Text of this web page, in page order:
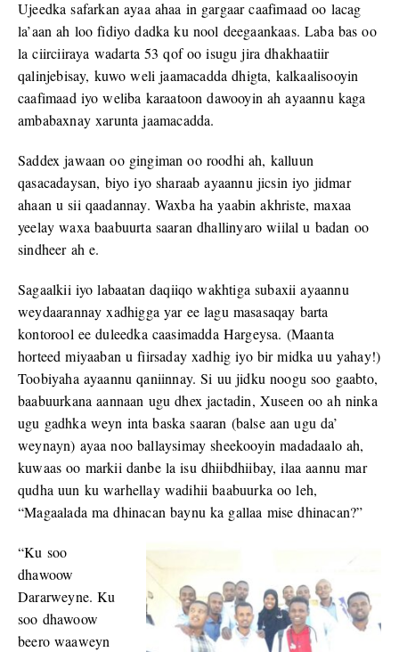
Ujeedka safarkan ayaa ahaa in gargaar caafimaad oo lacag
la’aan ah loo fidiyo dadka ku nool deegaankaas. Laba bas oo
la ciirciiraya wadarta 53 qof oo isugu jira dhakhaatiir
qalinjebisay, kuwo weli jaamacadda dhigta, kalkaalisooyin
caafimaad iyo weliba karaatoon dawooyin ah ayaannu kaga
ambabaxnay xarunta jaamacadda.
Saddex jawaan oo gingiman oo roodhi ah, kalluun
qasacadaysan, biyo iyo sharaab ayaannu jicsin iyo jidmar
ahaan u sii qaadannay. Waxba ha yaabin akhriste, maxaa
yeelay waxa baabuurta saaran dhallinyaro wiilal u badan oo
sindheer ah e.
Sagaalkii iyo labaatan daqiiqo wakhtiga subaxii ayaannu
weydaarannay xadhigga yar ee lagu masasaqay barta
kontorool ee duleedka caasimadda Hargeysa. (Maanta
horteed miyaaban u fiirsaday xadhig iyo bir midka uu yahay!)
Toobiyaha ayaannu qaniinnay. Si uu jidku noogu soo gaabto,
baabuurkana aannaan ugu dhex jactadin, Xuseen oo ah ninka
ugu gadhka weyn inta baska saaran (balse aan ugu da’
weynayn) ayaa noo ballaysimay sheekooyin madadaalo ah,
kuwaas oo markii danbe la isu dhiibdhiibay, ilaa aannu mar
qudha uun ku warhellay wadihii baabuurka oo leh,
“Magaalada ma dhinacan baynu ka gallaa mise dhinacan?”
“Ku soo
dhawoow
Dararweyne. Ku
soo dhawoow
beero waaweyn